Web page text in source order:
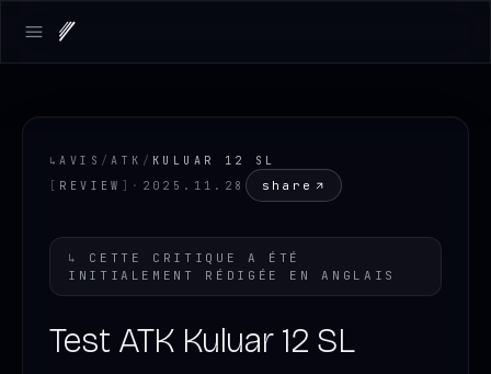
Open main menu
↳AVIS /ATK / KULUAR 12 SL
[ REVIEW ] · 2025.11.28 share
↳ CETTE CRITIQUE A ÉTÉ
INITIALEMENT RÉDIGÉE EN
ANGLAIS
Test ATK Kuluar 12 SL